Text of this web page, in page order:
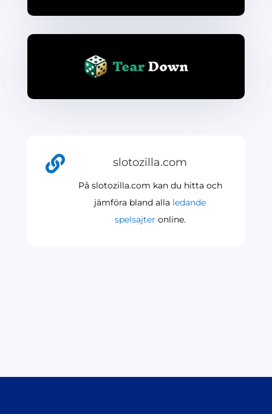
 slotozilla.com
På slotozilla.com kan du hitta och
jämföra bland alla ledande
spelsajter online.